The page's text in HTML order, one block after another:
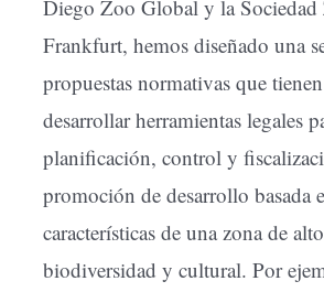
Diego Zoo Global y la
Frankfurt, hemos diseñado una
propuestas normativas que
desarrollar herramientas legales
planificación, control y
promoción de desarrollo basada
características de una zona de
biodiversidad y cultural. Por